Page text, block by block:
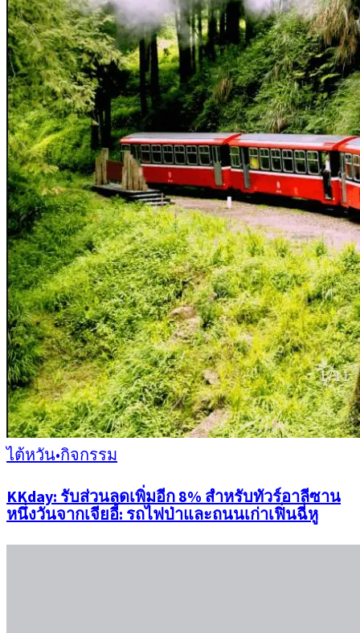
ไต้หวัน•กิจกรรม
KKday: รับส่วนลดเพิ่มอีก 8% สำหรับทัวร์อาลีซาน
หนึ่งวันจากเจียอี้: รถไฟป่าและถนนเก่าเฟิ่นฉี่หู